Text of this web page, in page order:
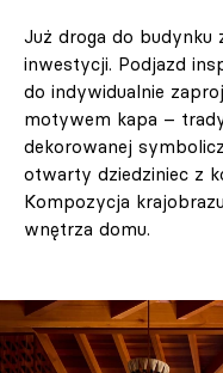
Już droga do budynku
inwestycji. Podjazd
do indywidualnie
motywem kapa –
dekorowanej
otwarty dziedziniec z
Kompozycja
wnętrza domu.